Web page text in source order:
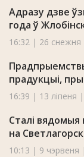
Адразу дзве
года ў
16:32 | 26
прадукцыі,
16:39 | 13 ліпеня
Сталі вядомыя
на
10:13 | 9 чэрвеня